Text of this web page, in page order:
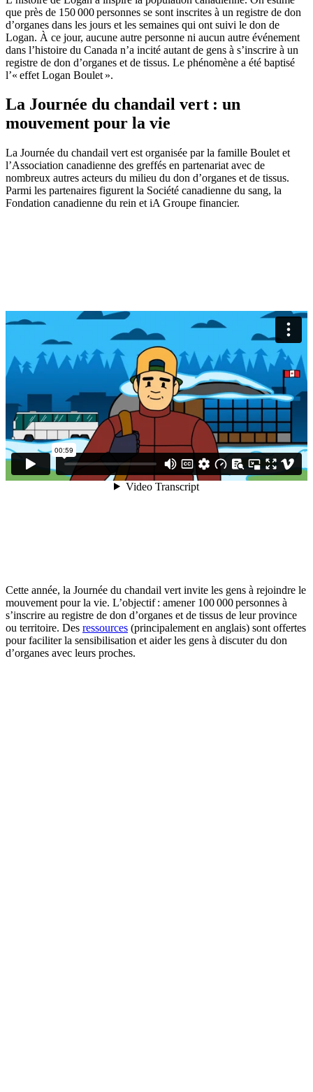
que près de 150 000 personnes se sont inscrites à un registre de don
d’organes dans les jours et les semaines qui ont suivi le don de
Logan. À ce jour, aucune autre personne ni aucun autre événement
dans l’histoire du Canada n’a incité autant de gens à s’inscrire à un
registre de don d’organes et de tissus. Le phénomène a été baptisé
l’« effet Logan Boulet ».
La Journée du chandail vert : un
mouvement pour la vie
La Journée du chandail vert est organisée par la famille Boulet et
l’Association canadienne des greffés en partenariat avec de
nombreux autres acteurs du milieu du don d’organes et de tissus.
Parmi les partenaires figurent la Société canadienne du sang, la
Fondation canadienne du rein et iA Groupe financier.
Cette année, la Journée du chandail vert invite les gens à rejoindre le
mouvement pour la vie. L’objectif : amener 100 000 personnes à
s’inscrire au registre de don d’organes et de tissus de leur province
ou territoire. Des ressources (principalement en anglais) sont offertes
pour faciliter la sensibilisation et aider les gens à discuter du don
d’organes avec leurs proches.